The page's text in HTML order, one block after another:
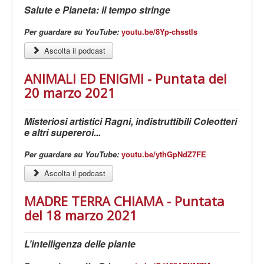
Salute e Pianeta: il tempo stringe
Per guardare su YouTube: youtu.be/8Yp-chsstls
Ascolta il podcast
ANIMALI ED ENIGMI - Puntata del
20 marzo 2021
Misteriosi artistici Ragni, indistruttibili Coleotteri
e altri supereroi...
Per guardare su YouTube: youtu.be/ythGpNdZ7FE
Ascolta il podcast
MADRE TERRA CHIAMA - Puntata
del 18 marzo 2021
L’intelligenza delle piante